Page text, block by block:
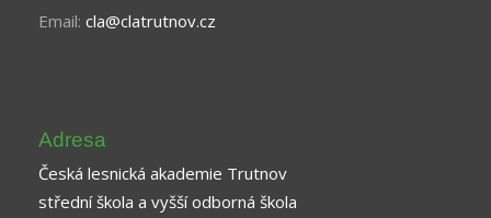
Email: cla@clatrutnov.cz
Adresa
Česká lesnická akademie Trutnov
střední škola a vyšší odborná škola